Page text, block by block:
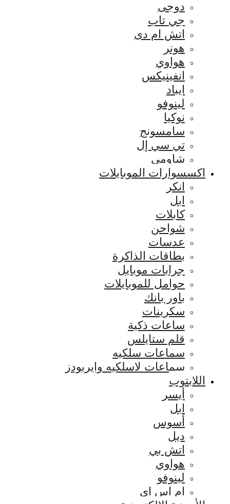
دوجى
جي تاب
اتش ام دى
هونر
هواوي
انفينيكس
ايباد
لينوفو
نوكيا
سامسونج
تي سي إل
شاومي
اكسسوارات الموبايلات
انكر
ابل
كابلات
شواحن
عدسات
بطاقات الذاكرة
جرابات موبايل
حوامل للموبايلات
باور بانك
سكرينات
ساعات ذكية
قلم ستايلس
سماعات سلكيه
سماعات لاسلكيه وايربودز
اللابتوب
أيسر
ابل
أسوس
ديل
اتش بي
هواوي
لينوفو
ام اس اي